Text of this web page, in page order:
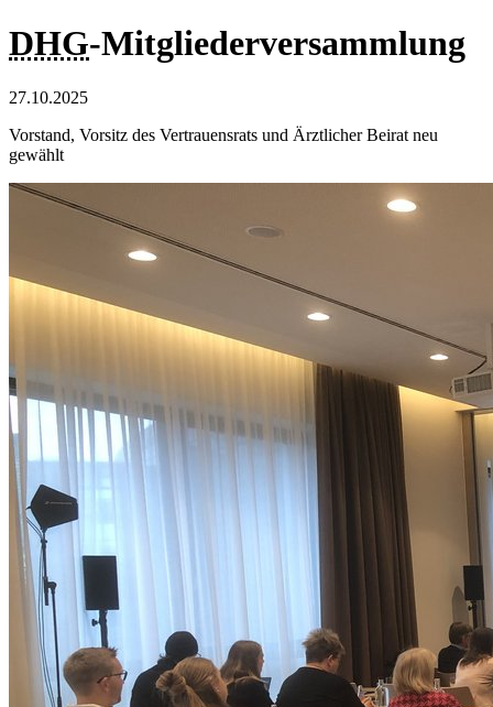
DHG-Mitgliederversammlung
27.10.2025
Vorstand, Vorsitz des Vertrauensrats und Ärztlicher Beirat neu
gewählt